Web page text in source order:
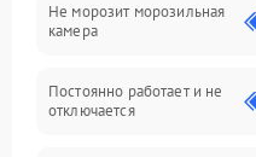
Дренаж
Не морозит морозильная
камера
Постоянно работает и не
отключается